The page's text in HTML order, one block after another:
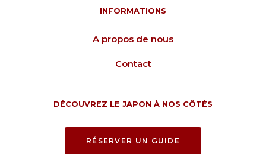
INFORMATIONS
A propos de nous
Contact
DÉCOUVREZ LE JAPON À NOS CÔTÉS
RÉSERVER UN GUIDE